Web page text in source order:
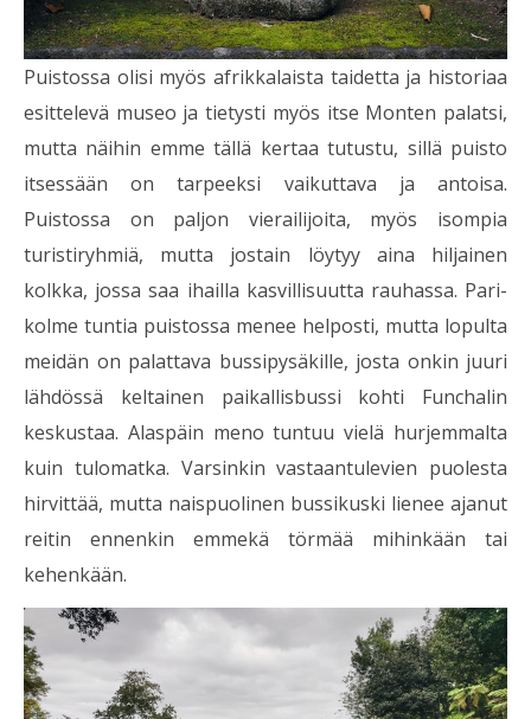
Puistossa olisi myös afrikkalaista taidetta ja historiaa
esittelevä museo ja tietysti myös itse Monten palatsi,
mutta näihin emme tällä kertaa tutustu, sillä puisto
itsessään on tarpeeksi vaikuttava ja antoisa.
Puistossa on paljon vierailijoita, myös isompia
turistiryhmiä, mutta jostain löytyy aina hiljainen
kolkka, jossa saa ihailla kasvillisuutta rauhassa. Pari-
kolme tuntia puistossa menee helposti, mutta lopulta
meidän on palattava bussipysäkille, josta onkin juuri
lähdössä keltainen paikallisbussi kohti Funchalin
keskustaa. Alaspäin meno tuntuu vielä hurjemmalta
kuin tulomatka. Varsinkin vastaantulevien puolesta
hirvittää, mutta naispuolinen bussikuski lienee ajanut
reitin ennenkin emmekä törmää mihinkään tai
kehenkään.